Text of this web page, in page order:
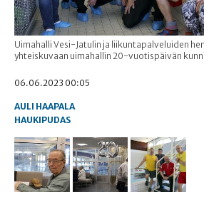
Uimahalli Vesi-Jatulin ja liikuntapalveluiden
yhteiskuvaan uimahallin 20-vuotispäivän
06.06.2023 00:05
AULI HAAPALA
HAUKIPUDAS